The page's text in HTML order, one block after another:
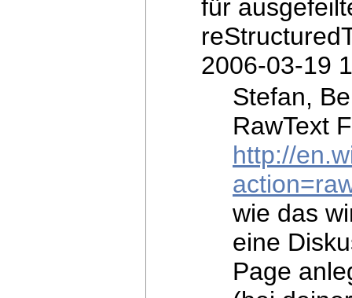
für
2006-03-19
Stefan,
RawText
http://
wie das
eine
Page